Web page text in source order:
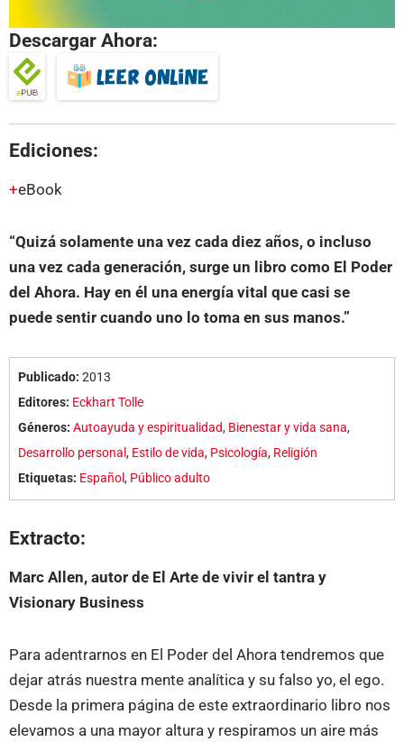
Descargar Ahora:
Ediciones:
eBook
“Quizá solamente una vez cada diez años, o incluso
una vez cada generación, surge un libro como El Poder
del Ahora. Hay en él una energía vital que casi se
puede sentir cuando uno lo toma en sus manos.”
Publicado: 2013
Editores: Eckhart Tolle
Géneros: Autoayuda y espiritualidad, Bienestar y vida sana,
Desarrollo personal, Estilo de vida, Psicología, Religión
Etiquetas: Español, Público adulto
Extracto:
Marc Allen, autor de El Arte de vivir el tantra y
Visionary Business
Para adentrarnos en El Poder del Ahora tendremos que
dejar atrás nuestra mente analítica y su falso yo, el ego.
Desde la primera página de este extraordinario libro nos
elevamos a una mayor altura y respiramos un aire más